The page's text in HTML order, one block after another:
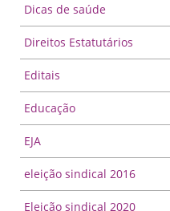
Dicas de saúde
Direitos Estatutários
Editais
Educação
EJA
eleição sindical 2016
Eleição sindical 2020